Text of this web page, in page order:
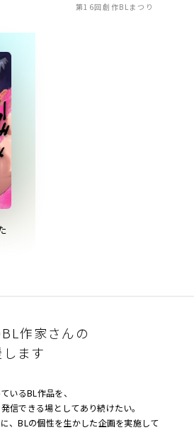
第16回創作BLまつり
作家さんの
ます
いるBL作品を、
信できる場としてあり続けたい。
、BLの個性を生かした企画を実施して